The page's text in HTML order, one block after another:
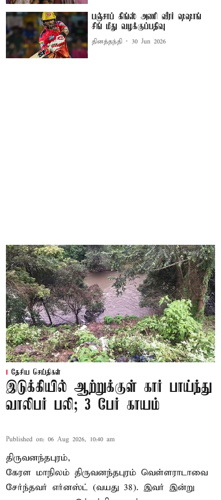
பஞ்சாப் கிங்ஸ் அணி வீரர் ஷஷாங்
சிங் மீது வழக்குப்பதிவு
தினத்தந்தி 30 Jun 2026
தேசிய செய்திகள்
இடுக்கியில் ஆற்றுக்குள் கார் பாய்ந்து
வாலிபர் பலி; 3 பேர் காயம்
Published on: 06 Aug 2026, 10:40 am
திருவனந்தபுரம்,
கேரள மாநிலம் திருவனந்தபுரம் வெள்ளராடாவை
சேர்ந்தவர் எர்னஸ்ட் (வயது 38). இவர் இன்று